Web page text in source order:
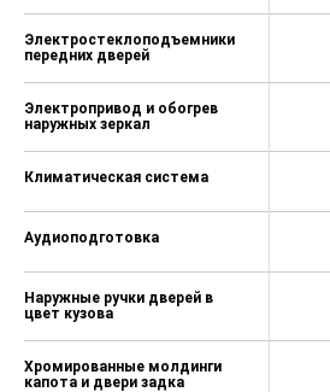
Электростеклоподъемники
передних дверей
Электропривод и обогрев
наружных зеркал
Климатическая система
Аудиоподготовка
Наружные ручки дверей в
цвет кузова
Хромированные молдинги
капота и двери задка